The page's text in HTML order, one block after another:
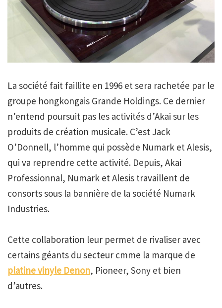
La société fait faillite en 1996 et sera rachetée par le
groupe hongkongais Grande Holdings. Ce dernier
n’entend poursuit pas les activités d’Akai sur les
produits de création musicale. C’est Jack
O’Donnell, l’homme qui possède Numark et Alesis,
qui va reprendre cette activité. Depuis, Akai
Professionnal, Numark et Alesis travaillent de
consorts sous la bannière de la société Numark
Industries.
Cette collaboration leur permet de rivaliser avec
certains géants du secteur cmme la marque de
platine vinyle Denon, Pioneer, Sony et bien
d’autres.